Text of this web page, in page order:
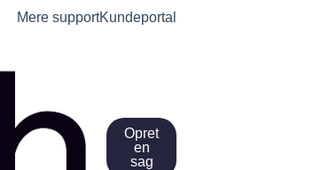
Mere supportKundeportal
Opret
en
sag